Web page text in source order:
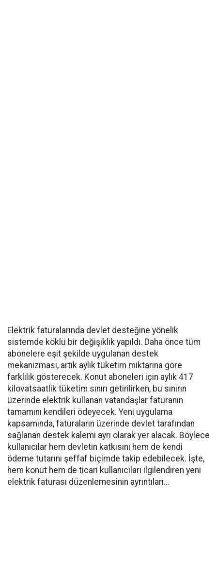
Elektrik faturalarında devlet desteğine yönelik
sistemde köklü bir değişiklik yapıldı. Daha önce tüm
abonelere eşit şekilde uygulanan destek
mekanizması, artık aylık tüketim miktarına göre
farklılık gösterecek. Konut aboneleri için aylık 417
kilovatsaatlik tüketim sınırı getirilirken, bu sınırın
üzerinde elektrik kullanan vatandaşlar faturanın
tamamını kendileri ödeyecek. Yeni uygulama
kapsamında, faturaların üzerinde devlet tarafından
sağlanan destek kalemi ayrı olarak yer alacak. Böylece
kullanıcılar hem devletin katkısını hem de kendi
ödeme tutarını şeffaf biçimde takip edebilecek. İşte,
hem konut hem de ticari kullanıcıları ilgilendiren yeni
elektrik faturası düzenlemesinin ayrıntıları…